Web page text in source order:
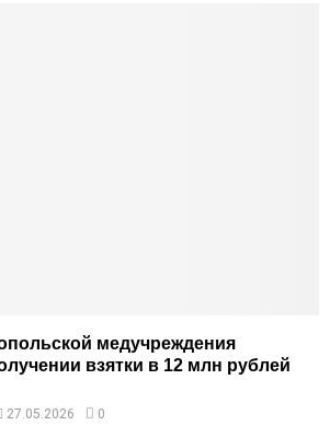
медучреждения
взятки в 12 млн рублей
27.05.2026 0